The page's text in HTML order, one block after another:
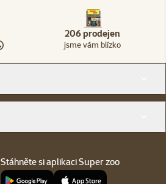
206 prodejen
jsme vám blízko
Stáhněte si aplikaci Super zoo